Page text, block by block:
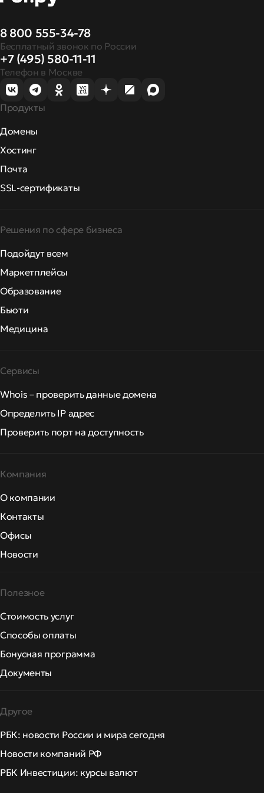
8 800 555-34-78
Бесплатный звонок по России
+7 (495) 580-11-11
Телефон в Москве
Продукты
Домены
Хостинг
Почта
SSL-сертификаты
Решения по сфере бизнеса
Подойдут всем
Маркетплейсы
Образование
Бьюти
Медицина
Сервисы
Whois – проверить данные домена
Определить IP адрес
Проверить порт на доступность
Компания
О компании
Контакты
Офисы
Новости
Полезное
Стоимость услуг
Способы оплаты
Бонусная программа
Документы
Другое
РБК: новости России и мира сегодня
Новости компаний РФ
РБК Инвестиции: курсы валют